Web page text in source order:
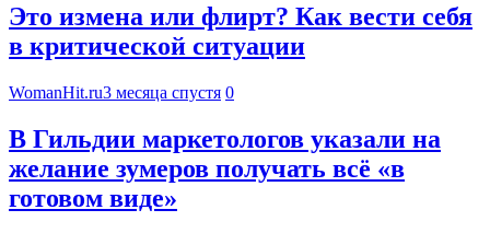
Это измена или флирт? Как вести себя
в критической ситуации
WomanHit.ru3 месяца спустя 0
В Гильдии маркетологов указали на
желание зумеров получать всё «в
готовом виде»